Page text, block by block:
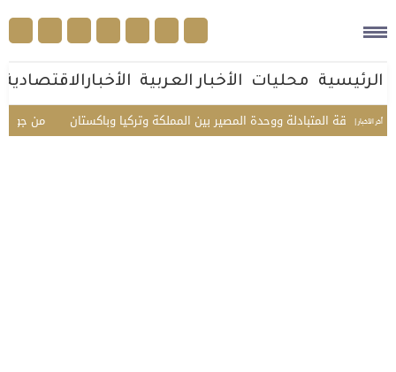
الرئيسية محليات الأخبار العربية الأخبارالاقتصادية
أخر الأخبار | من جوار بيت المتبادلة ووحدة المصير بين المملكة وتركيا وباكستان